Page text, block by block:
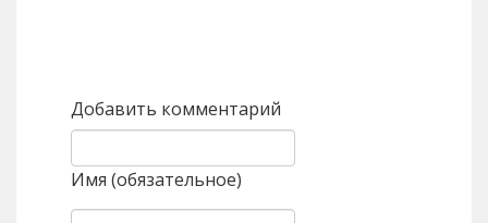
Добавить комментарий
Имя (обязательное)